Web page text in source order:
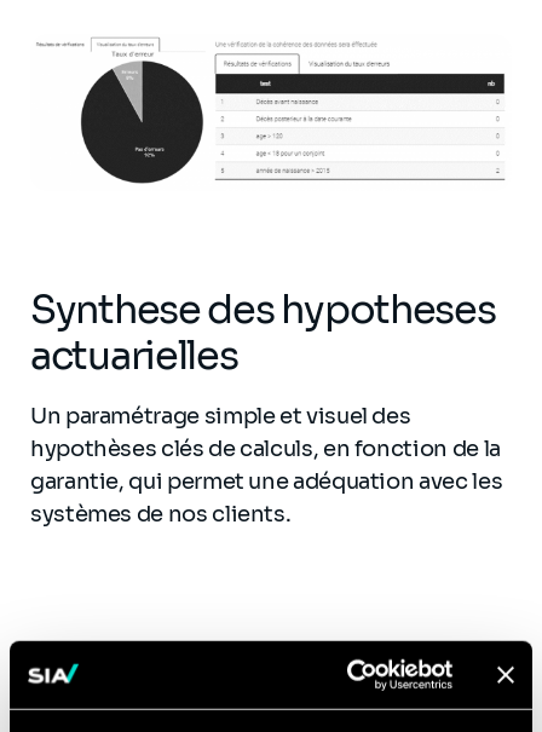
Synthese des hypotheses
actuarielles
Un paramétrage simple et visuel des
hypothèses clés de calculs, en fonction de la
garantie, qui permet une adéquation avec les
systèmes de nos clients.